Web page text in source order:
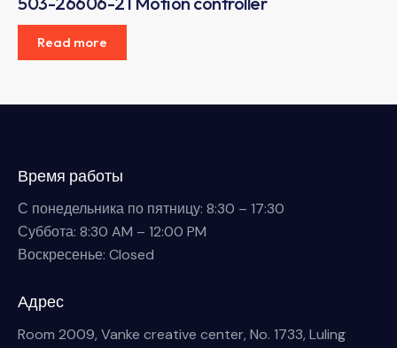
Read more
Время работы
С понедельника по пятницу: 8:30 – 17:30
Суббота: 8:30 AM – 12:00 PM
Воскресенье: Closed
Адрес
Room 2009, Vanke creative center, No. 1733, Luling